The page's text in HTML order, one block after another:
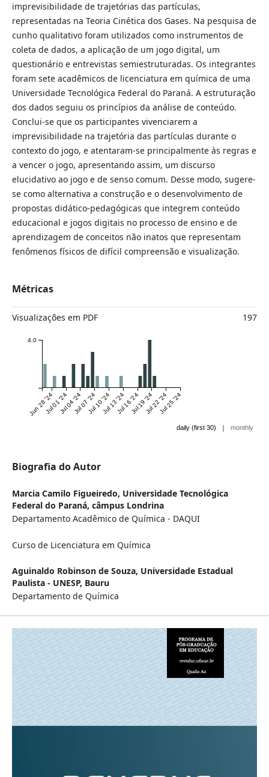
imprevisibilidade de trajetórias das partículas,
representadas na Teoria Cinética dos Gases. Na pesquisa de
cunho qualitativo foram utilizados como instrumentos de
coleta de dados, a aplicação de um jogo digital, um
questionário e entrevistas semiestruturadas. Os integrantes
foram sete acadêmicos de licenciatura em química de uma
Universidade Tecnológica Federal do Paraná. A estruturação
dos dados seguiu os princípios da análise de conteúdo.
Conclui-se que os participantes vivenciarem a
imprevisibilidade na trajetória das partículas durante o
contexto do jogo, e atentaram-se principalmente às regras e
a vencer o jogo, apresentando assim, um discurso
elucidativo ao jogo e de senso comum. Desse modo, sugere-
se como alternativa a construção e o desenvolvimento de
propostas didático-pedagógicas que integrem conteúdo
educacional e jogos digitais no processo de ensino e de
aprendizagem de conceitos não inatos que representam
fenômenos físicos de difícil compreensão e visualização.
Métricas
Visualizações em PDF 197
Jun 28 '24Jul 01 '24Jul 04 '24Jul 07 '24Jul 10 '24Jul 13 '24Jul 16 '24Jul 19 '24Jul 22 '24Jul 25 '24
4.0
daily (first 30) | monthly
Biografia do Autor
Marcia Camilo Figueiredo, Universidade Tecnológica
Federal do Paraná, câmpus Londrina
Departamento Acadêmico de Química - DAQUI
Curso de Licenciatura em Química
Aguinaldo Robinson de Souza, Universidade Estadual
Paulista - UNESP, Bauru
Departamento de Química